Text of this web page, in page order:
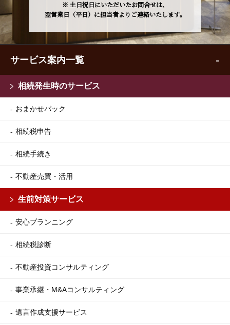
※ 土日祝日にいただいたお問合せは、
翌営業日（平日）に担当者よりご連絡いたします。
サービス案内一覧
相続発生時のサービス
おまかせパック
相続税申告
相続手続き
不動産売買・活用
生前対策サービス
安心プランニング
相続税診断
不動産投資コンサルティング
事業承継・M&Aコンサルティング
遺言作成支援サービス